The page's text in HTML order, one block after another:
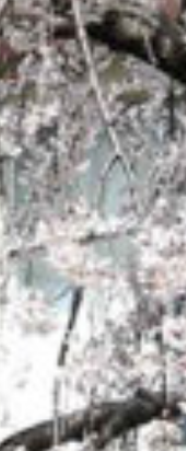
null in